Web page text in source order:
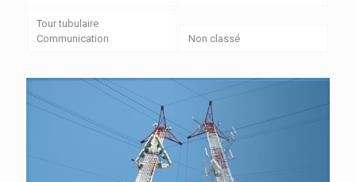
Tour tubulaire
Communication
Non classé